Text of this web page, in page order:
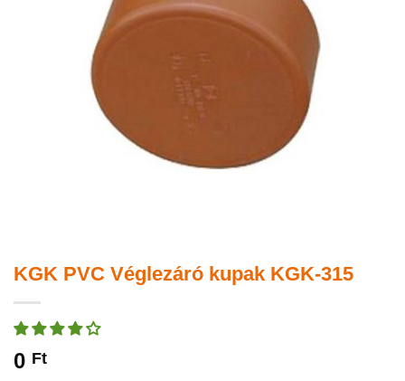
KGK PVC Véglezáró kupak KGK-315
0 Ft